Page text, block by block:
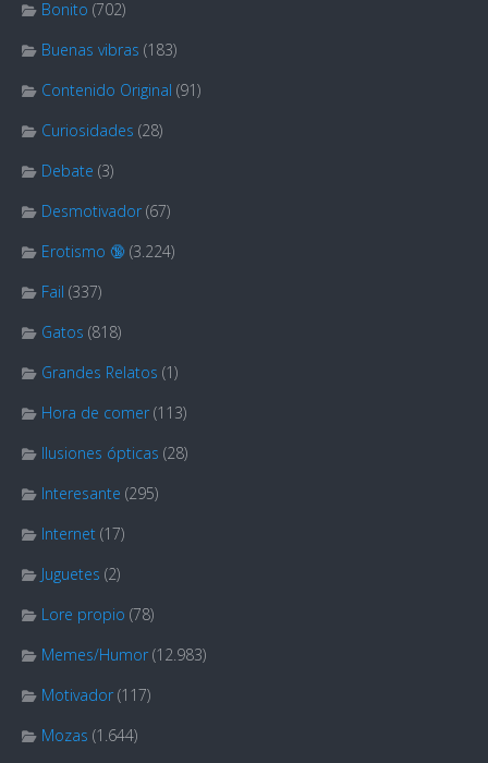
Bonito (702)
Buenas vibras (183)
Contenido Original (91)
Curiosidades (28)
Debate (3)
Desmotivador (67)
Erotismo 🔞 (3.224)
Fail (337)
Gatos (818)
Grandes Relatos (1)
Hora de comer (113)
Ilusiones ópticas (28)
Interesante (295)
Internet (17)
Juguetes (2)
Lore propio (78)
Memes/Humor (12.983)
Motivador (117)
Mozas (1.644)